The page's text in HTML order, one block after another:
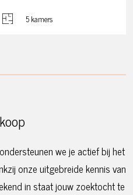
5 kamers
we je actief bij het
onze uitgebreide kennis van
in staat jouw zoektocht te